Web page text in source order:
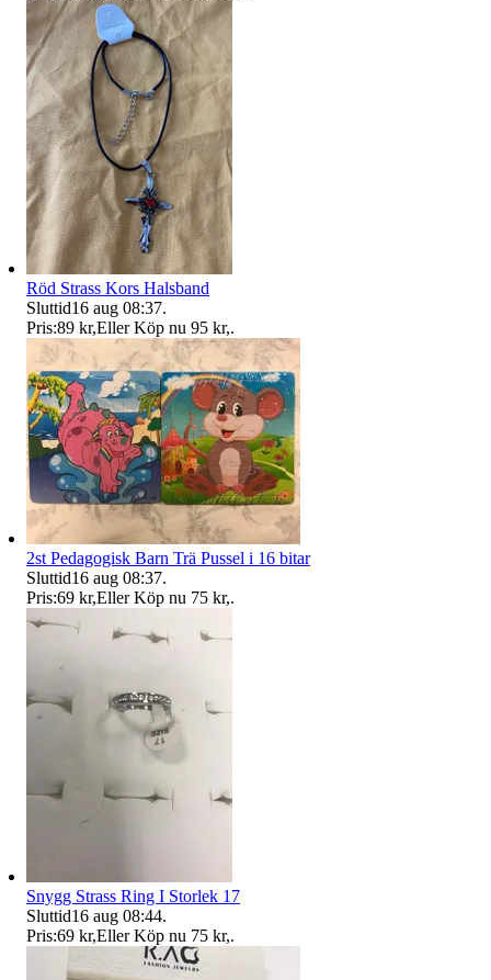
Röd Strass Kors Halsband
Sluttid16 aug 08:37.
Pris:89 kr,Eller Köp nu 95 kr,.
2st Pedagogisk Barn Trä Pussel i 16 bitar
Sluttid16 aug 08:37.
Pris:69 kr,Eller Köp nu 75 kr,.
Snygg Strass Ring I Storlek 17
Sluttid16 aug 08:44.
Pris:69 kr,Eller Köp nu 75 kr,.